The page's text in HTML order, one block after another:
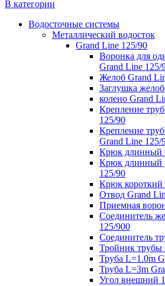
В категории
Водосточные системы
Металлический водосток
Grand Line 125/90
Воронка для
Grand Line 125/
Желоб Grand
Заглушка
колено Grand
Крепление
125/90
Крепление
Grand Line 125/
Крюк длинный
Крюк длинный
125/90
Крюк короткий
Отвод Grand
Приемная
Соединитель
125/900
Соединитель
Тройник трубы
Труба L=1.0m
Труба L=3m
Угол внешний